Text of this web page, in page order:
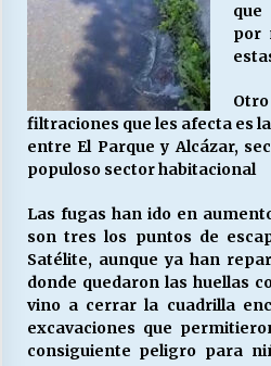
por
filtraciones que les afecta es
entre El Parque y Alcázar,
populoso sector habitacional
Las fugas han ido en
son tres los puntos de
Satélite, aunque ya han
donde quedaron las huellas
vino a cerrar la cuadrilla
excavaciones que
consiguiente peligro para